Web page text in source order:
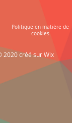
Politique en matière de
cookies
2020 créé sur Wix